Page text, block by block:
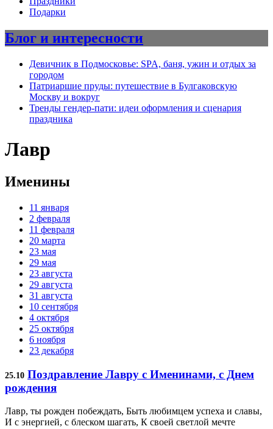
Подарки
Блог и интересности
Девичник в Подмосковье: SPA, баня, ужин и отдых за
городом
Патриаршие пруды: путешествие в Булгаковскую
Москву и вокруг
Тренды гендер-пати: идеи оформления и сценария
праздника
Лавр
Именины
11 января
2 февраля
11 февраля
20 марта
23 мая
29 мая
23 августа
29 августа
31 августа
10 сентября
4 октября
25 октября
6 ноября
23 декабря
25.10 Поздравление Лавру с Именинами, с Днем
рождения
Лавр, ты рожден побеждать, Быть любимцем успеха и славы,
И с энергией, с блеском шагать, К своей светлой мечте